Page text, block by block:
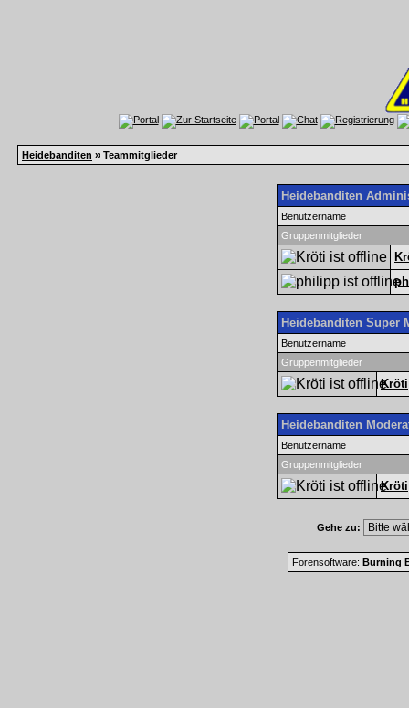
Heidebanditen » Teammitglieder
Heidebanditen
Benutzername
Gruppenmitglieder
Heidebanditen Super
Benutzername
Gruppenmitglieder
Kröti
Heidebanditen
Benutzername
Gruppenmitglieder
Kröti
Gehe zu:
Forensoftware: Burning